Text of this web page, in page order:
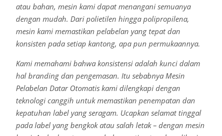
atau bahan, mesin kami dapat menangani semuanya
dengan mudah. Dari polietilen hingga polipropilena,
mesin kami memastikan pelabelan yang tepat dan
konsisten pada setiap kantong, apa pun permukaannya.
Kami memahami bahwa konsistensi adalah kunci dalam
hal branding dan pengemasan. Itu sebabnya Mesin
Pelabelan Datar Otomatis kami dilengkapi dengan
teknologi canggih untuk memastikan penempatan dan
kepatuhan label yang seragam. Ucapkan selamat tinggal
pada label yang bengkok atau salah letak – dengan mesin